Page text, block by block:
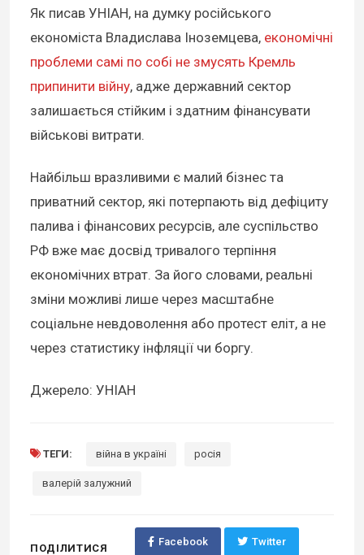
Як писав УНІАН, на думку російського
економіста Владислава Іноземцева, економічні
проблеми самі по собі не змусять Кремль
припинити війну, адже державний сектор
залишається стійким і здатним фінансувати
військові витрати.
Найбільш вразливими є малий бізнес та
приватний сектор, які потерпають від дефіциту
палива і фінансових ресурсів, але суспільство
РФ вже має досвід тривалого терпіння
економічних втрат. За його словами, реальні
зміни можливі лише через масштабне
соціальне невдоволення або протест еліт, а не
через статистику інфляції чи боргу.
Джерело: УНІАН
ТЕГИ: війна в україні росія
валерій залужний
ПОДІЛИТИСЯ
Facebook Twitter